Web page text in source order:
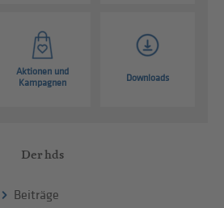
Aktionen und
Kampagnen
Downloads
Der hds
Beiträge